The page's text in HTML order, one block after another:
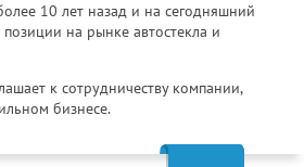
10 лет назад и на сегодняшний
на рынке автостекла и
к сотрудничеству компании,
бизнесе.